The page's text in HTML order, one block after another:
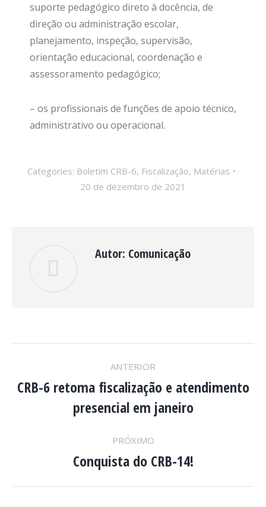
suporte pedagógico direto à docência, de
direção ou administração escolar,
planejamento, inspeção, supervisão,
orientação educacional, coordenação e
assessoramento pedagógico;
– os profissionais de funções de apoio técnico,
administrativo ou operacional.
Categories: Boletim CRB-6, Fiscalização, Matérias
20 de dezembro de 2021
Autor: Comunicação
NAVEGAÇÃO
DE
POST:
ANTERIOR
Post
anterior:
CRB-6 retoma fiscalização e atendimento
presencial em janeiro
PRÓXIMO
Próximo
Conquista do CRB-14!